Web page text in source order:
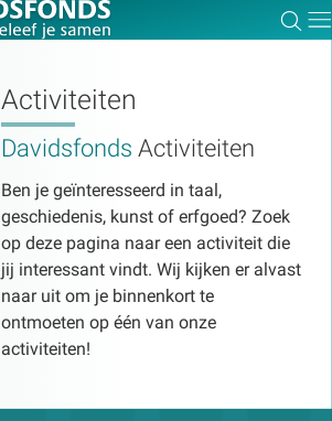
Activiteiten
Davidsfonds Activiteiten
Ben je geïnteresseerd in taal,
geschiedenis, kunst of erfgoed? Zoek
op deze pagina naar een activiteit die
jij interessant vindt. Wij kijken er alvast
naar uit om je binnenkort te
ontmoeten op één van onze
activiteiten!